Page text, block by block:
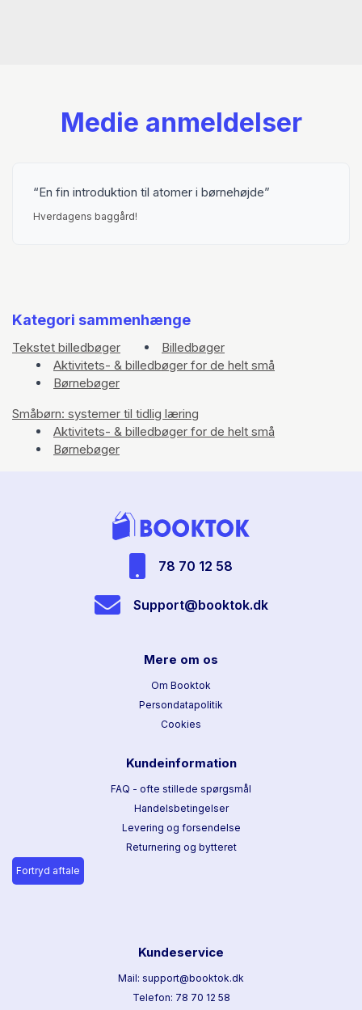
Medie anmeldelser
En fin introduktion til atomer i børnehøjde
Hverdagens baggård!
Kategori sammenhænge
Tekstet billedbøger
Billedbøger
Aktivitets- & billedbøger for de helt små
Børnebøger
Småbørn: systemer til tidlig læring
Aktivitets- & billedbøger for de helt små
Børnebøger
78 70 12 58
Support@booktok.dk
Mere om os
Om Booktok
Persondatapolitik
Cookies
Kundeinformation
FAQ - ofte stillede spørgsmål
Handelsbetingelser
Levering og forsendelse
Returnering og bytteret
Fortryd aftale
Kundeservice
Mail: support@booktok.dk
Telefon: 78 70 12 58